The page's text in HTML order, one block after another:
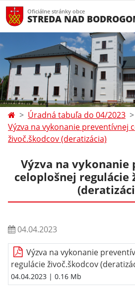
Oficiálne stránky obce
STREDA NAD
Úradná tabuľa do 04/2023
Výzva na vykonanie preventívnej
živoč.škodcov (deratizácia)
Výzva na
celoplošnej regulácie
04.04.2023
Výzva na vykonanie
regulácie živoč.škodcov
04.04.2023 | 0.16 Mb